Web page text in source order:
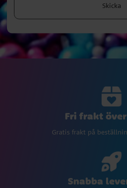
Skicka
Fri frakt
Gratis frakt på
Snabba